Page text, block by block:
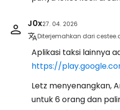
J0x27. 04. 2026
Diterjemahkan dari
Aplikasi taksi lainnya
https://
Letz menyenangkan,
untuk 6 orang dan